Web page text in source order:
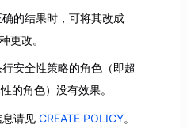
的结果时，可将其改成
更改。
安全性策略的角色（即超
的角色）没有效果。
请见 CREATE POLICY。